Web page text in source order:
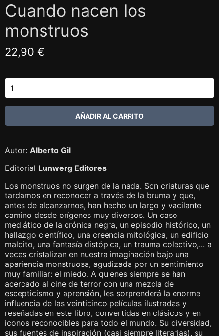
Cuando nacen los
monstruos
22,90 €
Autor: Alberto Gil
Editorial Lunwerg Editores
Los monstruos no surgen de la nada. Son criaturas que
tardamos en reconocer a través de la bruma y que,
antes de alcanzarnos, han hecho un largo y vacilante
camino desde orígenes muy diversos. Un caso
mediático de la crónica negra, un episodio histórico, un
hallazgo científico, una creencia mitológica, un edificio
maldito, una fantasía distópica, un trauma colectivo,... a
veces cristalizan en nuestra imaginación bajo una
apariencia monstruosa, agudizada por un sentimiento
muy familiar: el miedo. A quienes siempre se han
acercado al cine de terror con una mezcla de
escepticismo y aprensión, les sorprenderá la enorme
influencia de las veinticinco películas ilustradas y
reseñadas en este libro, convertidas en clásicos y en
iconos reconocibles para todo el mundo. Su diversidad,
sus fuentes de inspiración (casi siempre literarias), su